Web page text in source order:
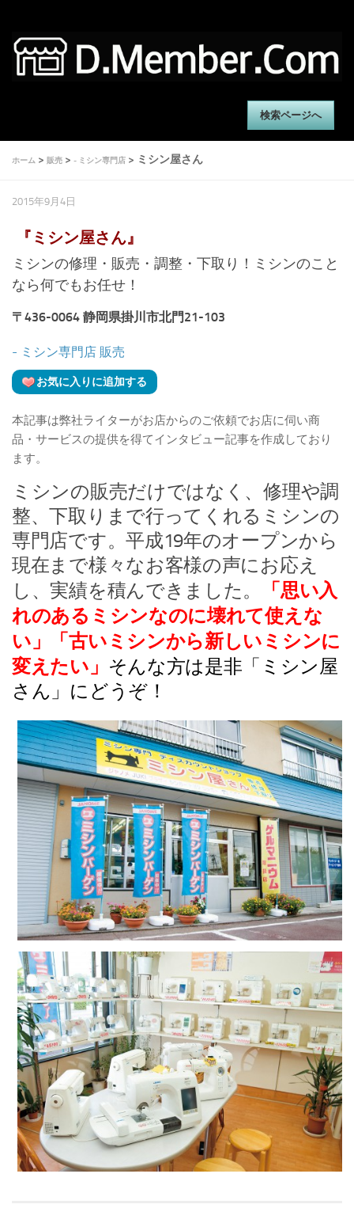
検索ページへ
ホーム > 販売 > - ミシン専門店 > ミシン屋さん
2015年9月4日
『ミシン屋さん』
ミシンの修理・販売・調整・下取り！ミシンのこと
なら何でもお任せ！
〒436-0064 静岡県掛川市北門21-103
- ミシン専門店 販売
お気に入りに追加する
本記事は弊社ライターがお店からのご依頼でお店に伺い商
品・サービスの提供を得てインタビュー記事を作成しており
ます。
ミシンの販売だけではなく、修理や調
整、下取りまで行ってくれるミシンの
専門店です。平成19年のオープンから
現在まで様々なお客様の声にお応え
し、実績を積んできました。
「思い入
れのあるミシンなのに壊れて使えな
い」
「古いミシンから新しいミシンに
変えたい」 そんな方は是非「ミシン屋
さん」にどうぞ！